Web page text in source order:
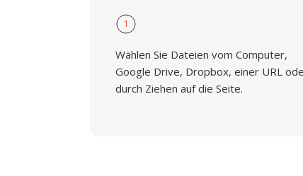
1
Wählen Sie Dateien vom Computer,
Google Drive, Dropbox, einer URL
durch Ziehen auf die Seite.